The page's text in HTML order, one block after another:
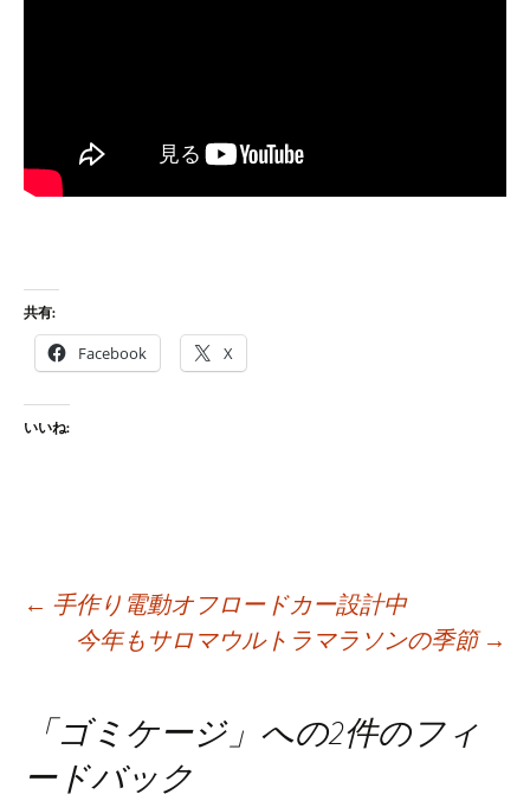
共有:
Facebook X
いいね:
投
ナ
← 手作り電動オフロードカー設計中
今年もサロマウルトラマラソンの季節 →
「ゴミケージ」への2件のフィ
ードバック